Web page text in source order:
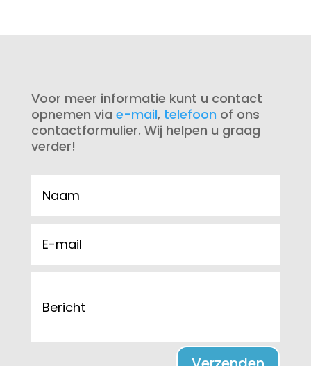
Voor meer informatie kunt u contact
opnemen via e-mail, telefoon of ons
contactformulier. Wij helpen u graag
verder!